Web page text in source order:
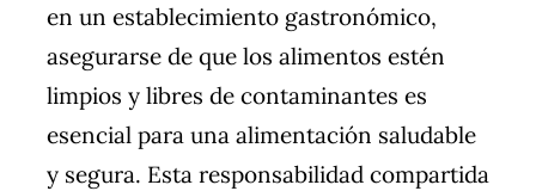
en un establecimiento gastronómico,
asegurarse de que los alimentos estén
limpios y libres de contaminantes es
esencial para una alimentación saludable
y segura. Esta responsabilidad compartida